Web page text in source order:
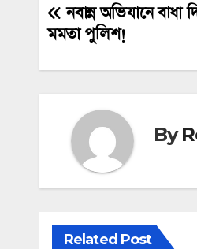
Post
navigation
নবান্ন অভিযানে বাধা
মমতা পুলিশ!
By
Related Post